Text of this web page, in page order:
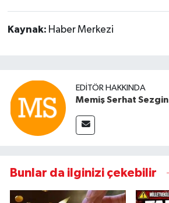
Kaynak: Haber Merkezi
EDITÖR HAKKINDA
Memiş Serhat Sezgin
Bunlar da ilginizi çekebilir